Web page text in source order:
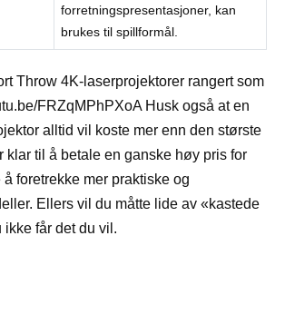
forretningspresentasjoner, kan
brukes til spillformål.
Throw 4K-laserprojektorer rangert som
FRZqMPhPXoA Husk også at en
alltid vil koste mer enn den største
klar til å betale en ganske høy pris for
foretrekke mer praktiske og
Ellers vil du måtte lide av «kastede
ikke får det du vil.